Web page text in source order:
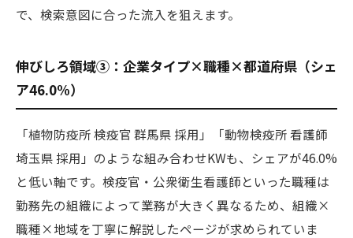
で、検索意図に合った流入を狙えます。
伸びしろ領域③：企業タイプ×職種×都道府県（シェ
ア46.0%）
「植物防疫所 検疫官 群馬県 採用」「動物検疫所 看護師
埼玉県 採用」のような組み合わせKWも、シェアが46.0%
と低い軸です。検疫官・公衆衛生看護師といった職種は
勤務先の組織によって業務が大きく異なるため、組織×
職種×地域を丁寧に解説したページが求められていま